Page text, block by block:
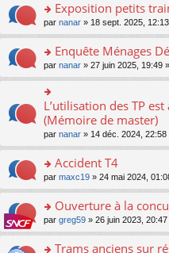
ult
er
le
m
e
s
g
e
n
o
lu
le
pl
u
s
o
n
ult
er
le
m
s
a
e
n
o
lu
le
pl
u
Exposition petits
par nanar » 18 sept. 2025,
o
n
s
ult
er
le
m
e
s
a
e
n
o
Enquête Ménages
par nanar » 27 juin 2025, 19:49
n
s
ult
er
le
m
e
s
a
g
e
L’utilisation des TP
(Mémoire de master)
par nanar » 14 déc. 2024, 22:58
o
n
ult
er
le
m
Accident T4
par maxc19 » 24 mai 2024,
o
n
Ouverture à la
par greg59 » 26 juin 2023,
Trams anciens sur